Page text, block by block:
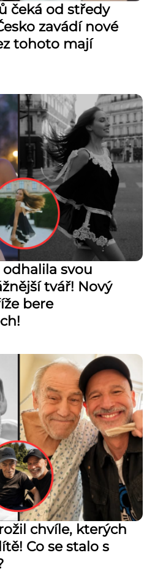
čeká od středy
zavádí nové
tohoto mají
svou
tvář! Nový
bere
chvíle, kterých
Co se stalo s